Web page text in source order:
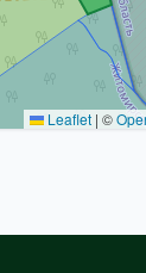
Leaflet | ©